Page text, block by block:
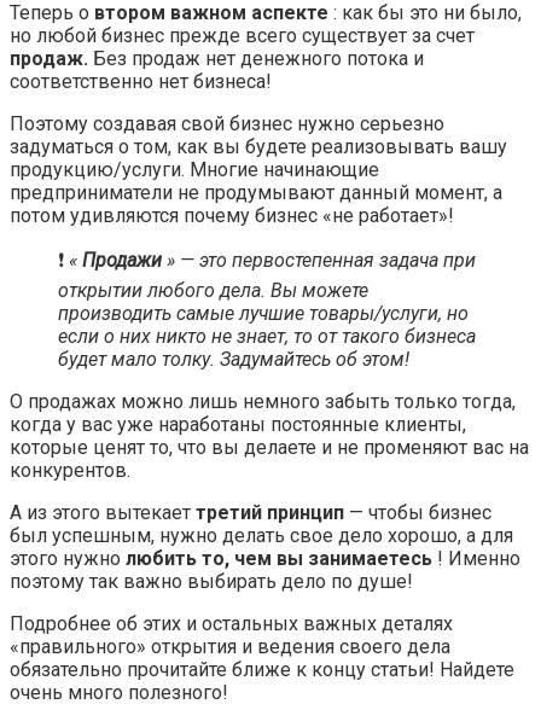
Теперь о втором важном аспекте : как бы это ни было,
но любой бизнес прежде всего существует за счет
продаж. Без продаж нет денежного потока и
соответственно нет бизнеса!
Поэтому создавая свой бизнес нужно серьезно
задуматься о том, как вы будете реализовывать вашу
продукцию/услуги. Многие начинающие
предприниматели не продумывают данный момент, а
потом удивляются почему бизнес «не работает»!
❗️ « Продажи » — это первостепенная задача при
открытии любого дела. Вы можете
производить самые лучшие товары/услуги, но
если о них никто не знает, то от такого бизнеса
будет мало толку. Задумайтесь об этом!
О продажах можно лишь немного забыть только тогда,
когда у вас уже наработаны постоянные клиенты,
которые ценят то, что вы делаете и не променяют вас на
конкурентов.
А из этого вытекает третий принцип — чтобы бизнес
был успешным, нужно делать свое дело хорошо, а для
этого нужно любить то, чем вы занимаетесь ! Именно
поэтому так важно выбирать дело по душе!
Подробнее об этих и остальных важных деталях
«правильного» открытия и ведения своего дела
обязательно прочитайте ближе к концу статьи! Найдете
очень много полезного!